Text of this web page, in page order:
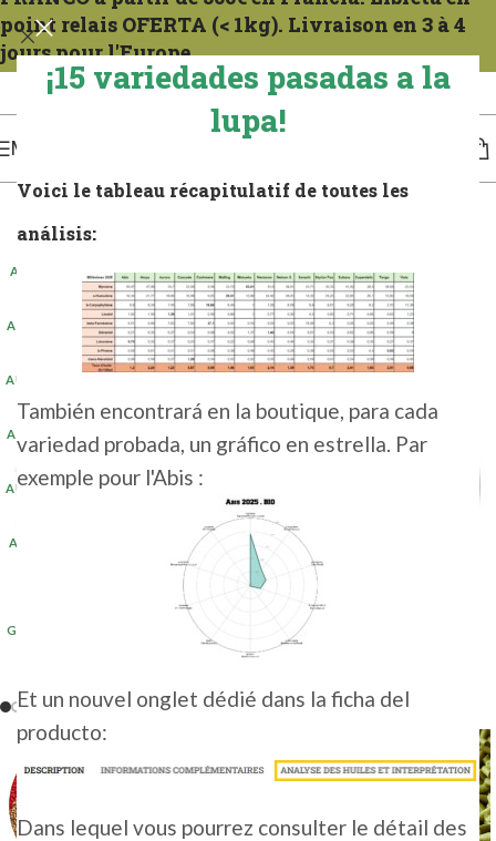
¡15 variedades pasadas a la
lupa!
Voici le tableau récapitulatif de toutes les
análisis:
También encontrará en la boutique, para cada
variedad probada, un gráfico en estrella. Par
exemple pour l'Abis :
Et un nouvel onglet dédié dans la ficha del
producto:
Dans lequel vous pourrez consulter le détail des
point relais OFERTA (< 1kg). Livraison en 3 à 4
jours pour l'Europe.
Expéditions tous les mercredis. Para la Francia compter 1 a 2 días. Para Europa, de 3
MENÚ
ALEMANIA 5 KG 2024
(20+)
AUSTRIA 1 KG 2024
(2+)
AUSTRIA 100G 2024
(2+)
AUSTRIA 5 KG 2023
(20+)
AUSTRIA 500G 2024
AUSTRIA 5KG 2024
GER 5 KG 2023